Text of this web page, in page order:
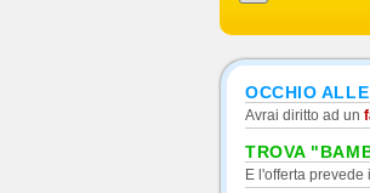
OCCHIO
Avrai diritto ad un
TROVA
E l'offerta prevede i